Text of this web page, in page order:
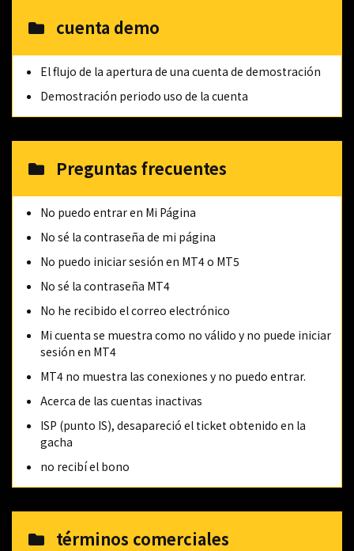
cuenta demo
El flujo de la apertura de una cuenta de demostración
Demostración periodo uso de la cuenta
Preguntas frecuentes
No puedo entrar en Mi Página
No sé la contraseña de mi página
No puedo iniciar sesión en MT4 o MT5
No sé la contraseña MT4
No he recibido el correo electrónico
Mi cuenta se muestra como no válido y no puede iniciar
sesión en MT4
MT4 no muestra las conexiones y no puedo entrar.
Acerca de las cuentas inactivas
ISP (punto IS), desapareció el ticket obtenido en la
gacha
no recibí el bono
términos comerciales